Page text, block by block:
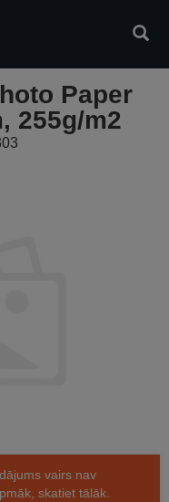
Paper
255g/m2
vairs nav
skatiet tālāk.